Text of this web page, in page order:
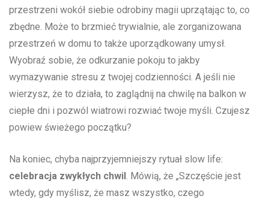
przestrzeni wokół siebie odrobiny magii uprzątając to, co
zbędne. Może to brzmieć trywialnie, ale zorganizowana
przestrzeń w domu to także uporządkowany umysł.
Wyobraź sobie, że ⁢odkurzanie pokoju to jakby
wymazywanie stresu z twojej codzienności. A jeśli nie
wierzysz, że to działa, to zaglądnij na ⁣chwilę ⁢na balkon w
ciepłe dni i pozwól wiatrowi rozwiać twoje⁣ myśli. Czujesz
powiew świeżego początku?
Na⁤ koniec, chyba najprzyjemniejszy⁣ rytuał slow life:
celebracja zwykłych chwil. Mówią, że​ „Szczęście jest
wtedy, gdy myślisz, że masz wszystko, czego